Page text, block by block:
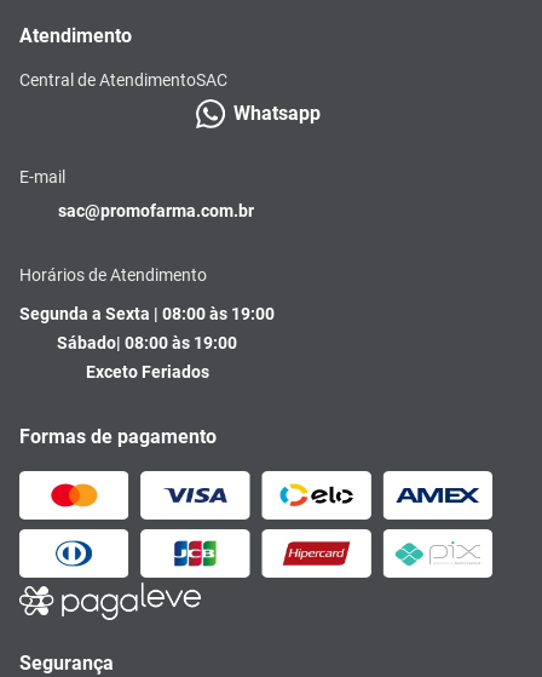
Atendimento
Central de AtendimentoSAC
Whatsapp
E-mail
sac@promofarma.com.br
Horários de Atendimento
Segunda a Sexta | 08:00 às 19:00
Sábado| 08:00 às 19:00
Exceto Feriados
Formas de pagamento
Segurança